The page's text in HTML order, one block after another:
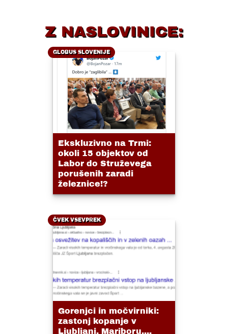
Z NASLOVINICE:
GLOBUS SLOVENIJE
Ekskluzivno na Trmi:
okoli 15 objektov od
Labor do Struževega
porušenih zaradi
železnice!?
ČVEK VSEVPREK
Gorenjci in močvirniki:
zastonj kopanje v
Ljubljani, Mariboru....